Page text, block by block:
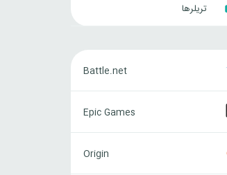
تریلرها
Battle.net
Games
Epic Games
Origin